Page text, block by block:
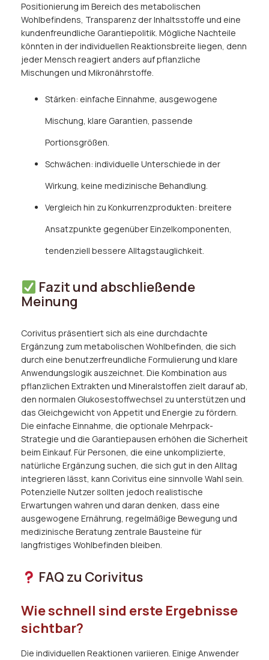
Positionierung im Bereich des metabolischen
Wohlbefindens, Transparenz der Inhaltsstoffe und eine
kundenfreundliche Garantiepolitik. Mögliche Nachteile
könnten in der individuellen Reaktionsbreite liegen, denn
jeder Mensch reagiert anders auf pflanzliche
Mischungen und Mikronährstoffe.
Stärken: einfache Einnahme, ausgewogene
Mischung, klare Garantien, passende
Portionsgrößen.
Schwächen: individuelle Unterschiede in der
Wirkung, keine medizinische Behandlung.
Vergleich hin zu Konkurrenzprodukten: breitere
Ansatzpunkte gegenüber Einzelkomponenten,
tendenziell bessere Alltagstauglichkeit.
Fazit und abschließende
Meinung
Corivitus präsentiert sich als eine durchdachte
Ergänzung zum metabolischen Wohlbefinden, die sich
durch eine benutzerfreundliche Formulierung und klare
Anwendungslogik auszeichnet. Die Kombination aus
pflanzlichen Extrakten und Mineralstoffen zielt darauf ab,
den normalen Glukosestoffwechsel zu unterstützen und
das Gleichgewicht von Appetit und Energie zu fördern.
Die einfache Einnahme, die optionale Mehrpack-
Strategie und die Garantiepausen erhöhen die Sicherheit
beim Einkauf. Für Personen, die eine unkomplizierte,
natürliche Ergänzung suchen, die sich gut in den Alltag
integrieren lässt, kann Corivitus eine sinnvolle Wahl sein.
Potenzielle Nutzer sollten jedoch realistische
Erwartungen wahren und daran denken, dass eine
ausgewogene Ernährung, regelmäßige Bewegung und
medizinische Beratung zentrale Bausteine für
langfristiges Wohlbefinden bleiben.
FAQ zu Corivitus
Wie schnell sind erste Ergebnisse
sichtbar?
Die individuellen Reaktionen variieren. Einige Anwender